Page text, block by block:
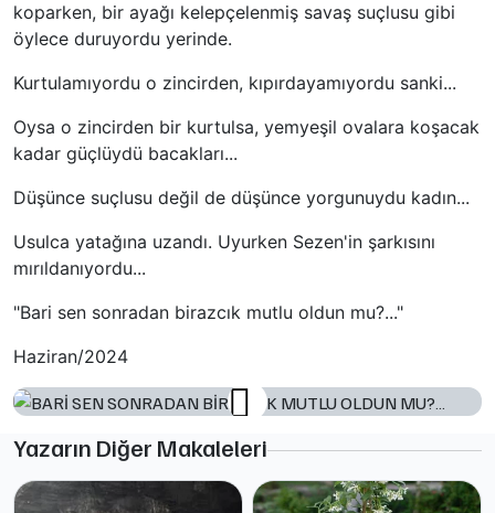
koparken, bir ayağı kelepçelenmiş savaş suçlusu gibi
öylece duruyordu yerinde.
Kurtulamıyordu o zincirden, kıpırdayamıyordu sanki...
Oysa o zincirden bir kurtulsa, yemyeşil ovalara koşacak
kadar güçlüydü bacakları...
Düşünce suçlusu değil de düşünce yorgunuydu kadın...
Usulca yatağına uzandı. Uyurken Sezen'in şarkısını
mırıldanıyordu...
"Bari sen sonradan birazcık mutlu oldun mu?..."
Haziran/2024
Yazarın Diğer Makaleleri